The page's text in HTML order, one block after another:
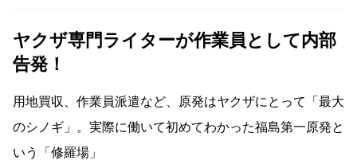
ヤクザ専門ライターが作業員として内部
告発！
用地買収、作業員派遣など、原発はヤクザにとって「最大
のシノギ」。実際に働いて初めてわかった福島第一原発と
いう「修羅場」